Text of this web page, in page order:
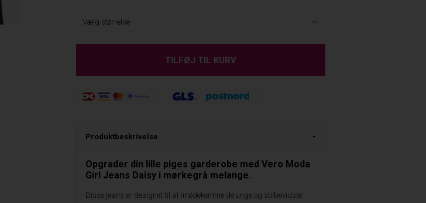
Produktbeskrivelse
Opgrader din lille piges garderobe med Vero Moda
Girl Jeans Daisy i mørkegrå melange.
Disse jeans er designet til at imødekomme de unge og stilbevidste